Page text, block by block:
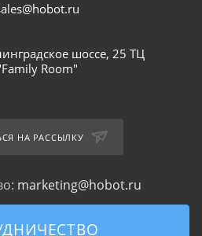
шоссе, 25 ТЦ
Room"
НА РАССЫЛКУ
marketing@hobot.ru